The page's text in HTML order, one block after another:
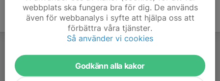
webbplats ska fungera bra för dig. De används
även för webbanalys i syfte att hjälpa oss att
förbättra våra tjänster.
Så använder vi cookies
Godkänn alla kakor